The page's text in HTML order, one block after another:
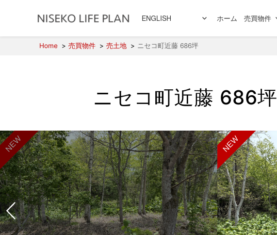
ENGLISH ホーム 売買物件
Home 売買物件 売土地 ニセコ町近藤 686坪
ニセコ町近藤 686坪
NEW